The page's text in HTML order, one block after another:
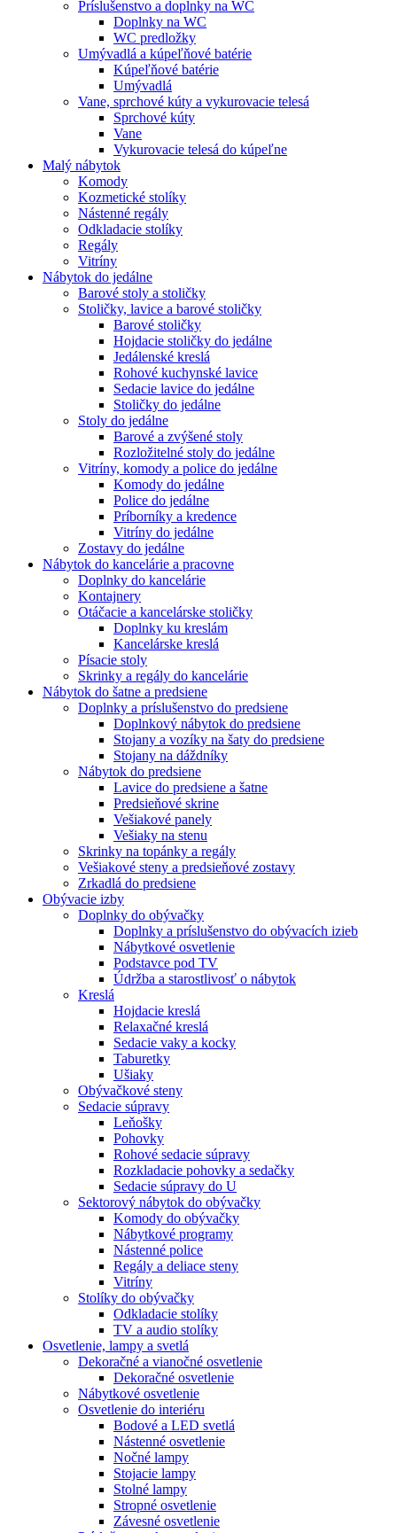
Príslušenstvo a doplnky na WC
Doplnky na WC
WC predložky
Umývadlá a kúpeľňové batérie
Kúpeľňové batérie
Umývadlá
Vane, sprchové kúty a vykurovacie telesá
Sprchové kúty
Vane
Vykurovacie telesá do kúpeľne
Malý nábytok
Komody
Kozmetické stolíky
Nástenné regály
Odkladacie stolíky
Regály
Vitríny
Nábytok do jedálne
Barové stoly a stoličky
Stoličky, lavice a barové stoličky
Barové stoličky
Hojdacie stoličky do jedálne
Jedálenské kreslá
Rohové kuchynské lavice
Sedacie lavice do jedálne
Stoličky do jedálne
Stoly do jedálne
Barové a zvýšené stoly
Rozložitelné stoly do jedálne
Vitríny, komody a police do jedálne
Komody do jedálne
Police do jedálne
Príborníky a kredence
Vitríny do jedálne
Zostavy do jedálne
Nábytok do kancelárie a pracovne
Doplnky do kancelárie
Kontajnery
Otáčacie a kancelárske stoličky
Doplnky ku kreslám
Kancelárske kreslá
Písacie stoly
Skrinky a regály do kancelárie
Nábytok do šatne a predsiene
Doplnky a príslušenstvo do predsiene
Doplnkový nábytok do predsiene
Stojany a vozíky na šaty do predsiene
Stojany na dáždníky
Nábytok do predsiene
Lavice do predsiene a šatne
Predsieňové skrine
Vešiakové panely
Vešiaky na stenu
Skrinky na topánky a regály
Vešiakové steny a predsieňové zostavy
Zrkadlá do predsiene
Obývacie izby
Doplnky do obývačky
Doplnky a príslušenstvo do obývacích izieb
Nábytkové osvetlenie
Podstavce pod TV
Údržba a starostlivosť o nábytok
Kreslá
Hojdacie kreslá
Relaxačné kreslá
Sedacie vaky a kocky
Taburetky
Ušiaky
Obývačkové steny
Sedacie súpravy
Leňošky
Pohovky
Rohové sedacie súpravy
Rozkladacie pohovky a sedačky
Sedacie súpravy do U
Sektorový nábytok do obývačky
Komody do obývačky
Nábytkové programy
Nástenné police
Regály a deliace steny
Vitríny
Stolíky do obývačky
Odkladacie stolíky
TV a audio stolíky
Osvetlenie, lampy a svetlá
Dekoračné a vianočné osvetlenie
Dekoračné osvetlenie
Nábytkové osvetlenie
Osvetlenie do interiéru
Bodové a LED svetlá
Nástenné osvetlenie
Nočné lampy
Stojacie lampy
Stolné lampy
Stropné osvetlenie
Závesné osvetlenie